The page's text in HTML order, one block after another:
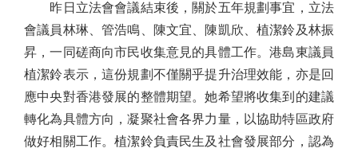
昨日立法會會議結束後，關於五年規劃事宜，立法
會議員林琳、管浩鳴、陳文宜、陳凱欣、植潔鈴及林振
昇，一同磋商向市民收集意見的具體工作。港島東議員
植潔鈴表示，這份規劃不僅關乎提升治理效能，亦是回
應中央對香港發展的整體期望。她希望將收集到的建議
轉化為具體方向，凝聚社會各界力量，以協助特區政府
做好相關工作。植潔鈴負責民生及社會發展部分，認為